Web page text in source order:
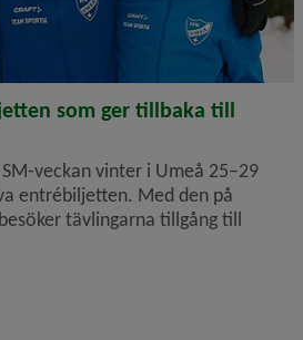
som ger tillbaka till
veckan vinter i Umeå 25–29
entré­biljetten. Med den på
tävlingarna tillgång till